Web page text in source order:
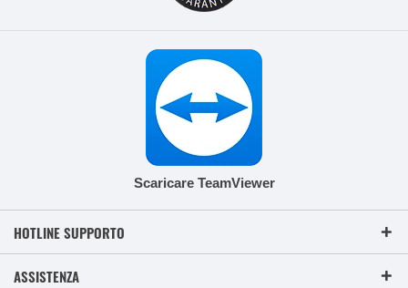
Scaricare TeamViewer
HOTLINE SUPPORTO
ASSISTENZA